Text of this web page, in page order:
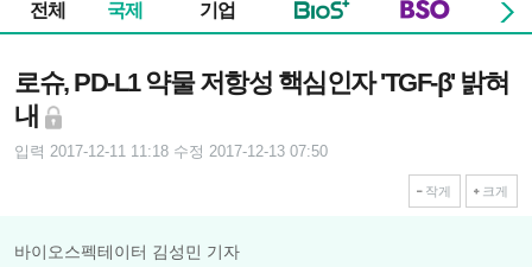
검
색
전체 국제 기업
로슈, PD-L1 약물 저항성 핵심인자 'TGF-β' 밝혀
내
입력 2017-12-11 11:18 수정 2017-12-13 07:50
작게 크게
바이오스펙테이터 김성민 기자